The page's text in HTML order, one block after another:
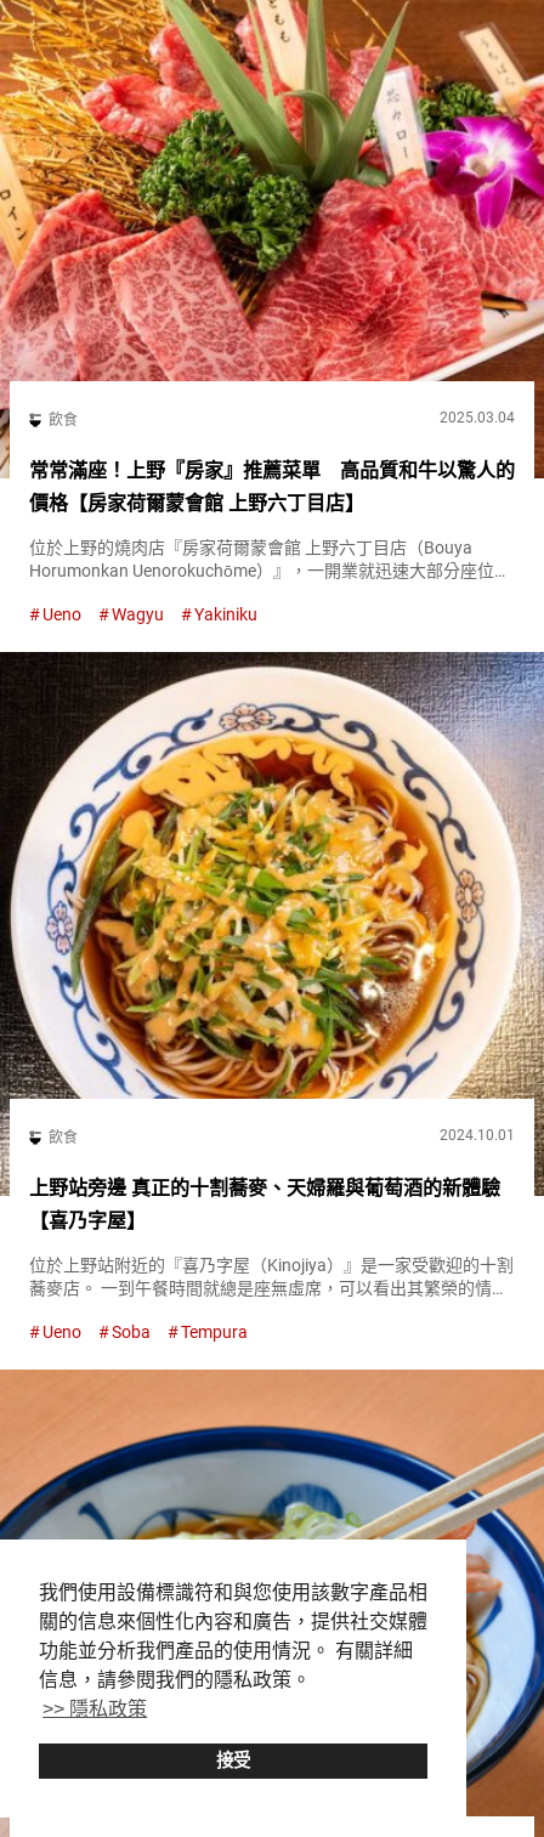
我們使用設備標識符和與您使用該數字產品相
關的信息來個性化內容和廣告，提供社交媒體
功能並分析我們產品的使用情況。 有關詳細
信息，請參閱我們的隱私政策。
>> 隱私政策
接受
飲食 2025.03.04
常常滿座！上野『房家』推薦菜單 高品質和牛以驚人的
價格【房家荷爾蒙會館 上野六丁目店】
位於上野的燒肉店『房家荷爾蒙會館 上野六丁目店（Bouya
Horumonkan Uenorokuchōme）』，一開業就迅速大部分座位被
爾蒙會館 上野六丁目店（Bouya Hor...
Ueno Wagyu Yakiniku
飲食 2024.10.01
上野站旁邊 真正的十割蕎麥、天婦羅與葡萄酒的新體驗
【喜乃字屋】
位於上野站附近的『喜乃字屋（Kinojiya）』是一家受歡迎的十割
蕎麥店。 一到午餐時間就總是座無虛席，可以看出其繁榮的情
還有許多創意菜單，從標準到獨特的蕎麥都有提供。 帶點辣的
Ueno Soba Tempura